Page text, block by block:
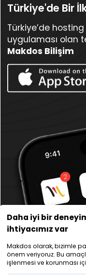
Alan Adı Hizmetleri
Alan Adı Sorgulama
Sunucu Hizmetleri
Sanal Sunucular
Barındırma Hizmetleri
Sözleşmeler
Kullanıcı Sözleşmesi
Gizlilik Politikası
İade Şartları
Genel Kullanım Koşulları
Bilgi Güvenliği Politikası
Daha iyi bir
ihtiyacımız var
Makdos olarak, bizimle
önem veriyoruz. Bu
işlenmesi ve korunması
Türkiye'de Bir
Türkiye’de
uygulaması olan
Makdos Bilişim